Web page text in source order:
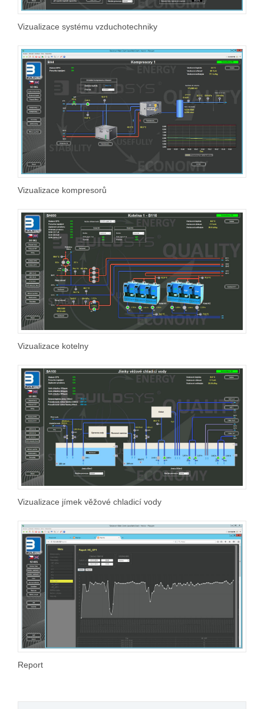
Vizualizace systému vzduchotechniky
Vizualizace kompresorů
Vizualizace kotelny
Vizualizace jímek věžové chladicí vody
Report